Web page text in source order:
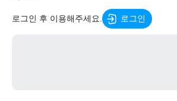
로그인 후 이용해주세요. 로그인